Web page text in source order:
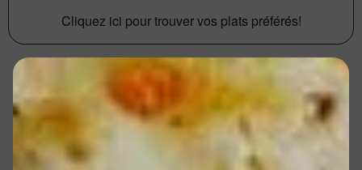
Cliquez ici pour trouver vos plats préférés!